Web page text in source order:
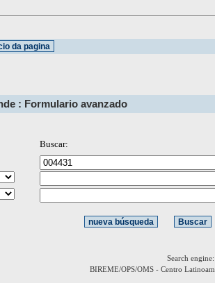
: Formulario avanzado
Buscar:
Search
BIREME/OPS/OMS - Centro